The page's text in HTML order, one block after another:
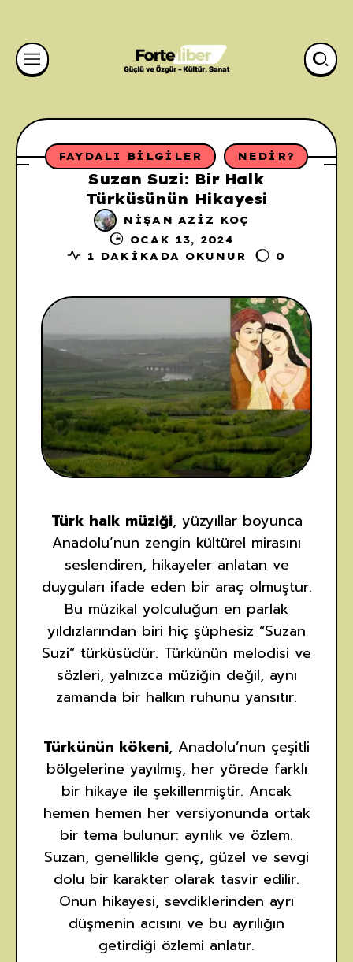
FAYDALI BILGILER NEDIR?
Suzan Suzi: Bir Halk
Türküsünün Hikayesi
NIŞAN AZIZ KOÇ
OCAK 13, 2024
1 DAKIKADA OKUNUR
0
Türk halk müziği, yüzyıllar boyunca
Anadolu’nun zengin kültürel mirasını
seslendiren, hikayeler anlatan ve
duyguları ifade eden bir araç olmuştur.
Bu müzikal yolculuğun en parlak
yıldızlarından biri hiç şüphesiz “Suzan
Suzi” türküsüdür. Türkünün melodisi ve
sözleri, yalnızca müziğin değil, aynı
zamanda bir halkın ruhunu yansıtır.
Türkünün kökeni, Anadolu’nun çeşitli
bölgelerine yayılmış, her yörede farklı
bir hikaye ile şekillenmiştir. Ancak
hemen hemen her versiyonunda ortak
bir tema bulunur: ayrılık ve özlem.
Suzan, genellikle genç, güzel ve sevgi
dolu bir karakter olarak tasvir edilir.
Onun hikayesi, sevdiklerinden ayrı
düşmenin acısını ve bu ayrılığın
getirdiği özlemi anlatır.